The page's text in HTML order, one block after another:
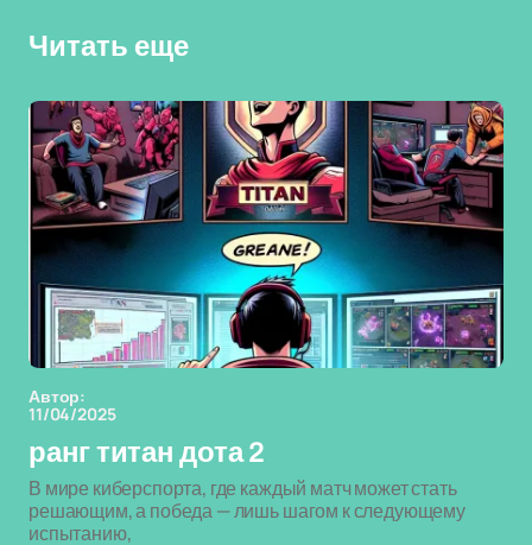
Читать еще
Автор:
11/04/2025
ранг титан дота 2
В мире киберспорта, где каждый матч может стать
решающим, а победа — лишь шагом к следующему
испытанию,